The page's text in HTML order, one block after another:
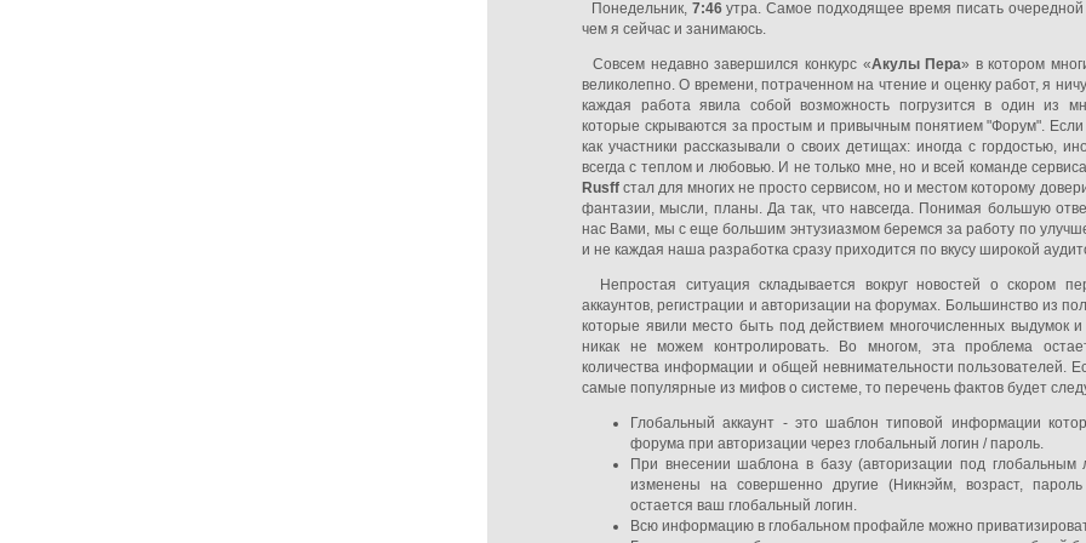
Понедельник, 7:46утра. Самое подходящее время писать очередной
чем я сейчас и занимаюсь.
Совсем недавно завершился конкурс «Акулы Пера» в котором
великолепно. О времени, потраченном на чтение и оценку работ, я
каждая работа явила собой возможность погрузится в один из
которые скрываются за простым и привычным понятием "Форум".
как участники рассказывали о своих детищах: иногда с гордостью,
всегда с теплом и любовью. И не только мне, но и всей команде
Rusff стал для многих не просто сервисом, но и местом которому
фантазии, мысли, планы. Да так, что навсегда. Понимая большую
нас Вами, мы с еще большим энтузиазмом беремся за работу по
и не каждая наша разработка сразу приходится по вкусу широкой
Непростая ситуация складывается вокруг новостей о скором
аккаунтов, регистрации и авторизации на форумах. Большинство из
которые явили место быть под действием многочисленных выдумок
никак не можем контролировать. Во многом, эта проблема
количества информации и общей невнимательности пользователей.
самые популярные из мифов о системе, то перечень фактов будет
Глобальный аккаунт - это шаблон типовой информации
форума при авторизации через глобальный логин / пароль.
При внесении шаблона в базу (авторизации под глобальным
изменены на совершенно другие (Никнэйм, возраст,
остается ваш глобальный логин.
Всю информацию в глобальном профайле можно